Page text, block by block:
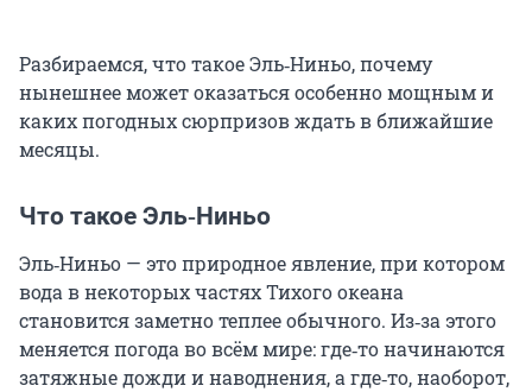
Разбираемся, что такое Эль‑Ниньо, почему
нынешнее может оказаться особенно мощным и
каких погодных сюрпризов ждать в ближайшие
месяцы.
Что такое Эль‑Ниньо
Эль‑Ниньо — это природное явление, при котором
вода в некоторых частях Тихого океана
становится заметно теплее обычного. Из‑за этого
меняется погода во всём мире: где‑то начинаются
затяжные дожди и наводнения, а где‑то, наоборот,